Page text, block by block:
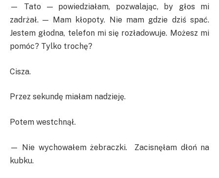
— Tato — powiedziałam, pozwalając, by głos mi
zadrżał. — Mam kłopoty. Nie mam gdzie dziś spać.
Jestem głodna, telefon mi się rozładowuje. Możesz mi
pomóc? Tylko trochę?
Cisza.
Przez sekundę miałam nadzieję.
Potem westchnął.
— Nie wychowałem żebraczki. Zacisnęłam dłoń na
kubku.